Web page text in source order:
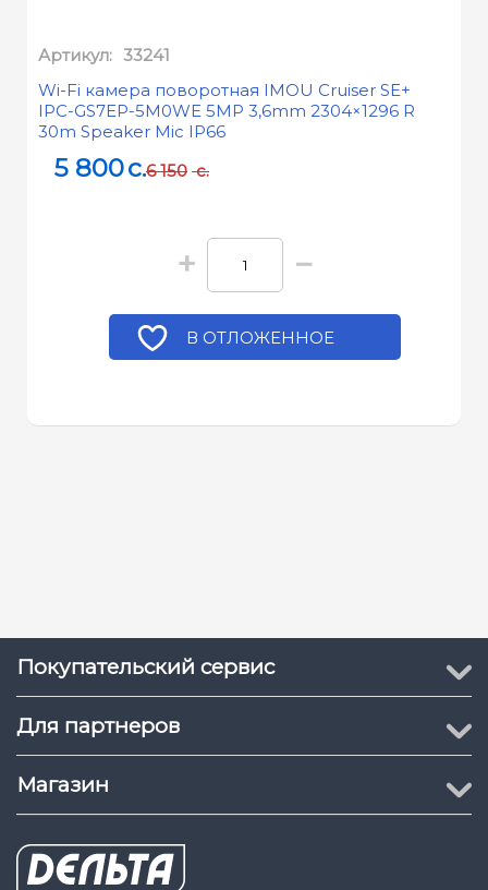
Артикул: 33241
Wi-Fi камера поворотная IMOU Cruiser SE+
IPC-GS7EP-5M0WE 5MP 3,6mm 2304×1296 R
30m Speaker Mic IP66
5 800c.6 150 c.
+ −
В ОТЛОЖЕННОЕ
Покупательский сервис
Для партнеров
Магазин